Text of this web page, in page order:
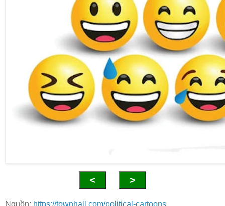
< >
Nguồn: https://townhall.com/political-cartoons